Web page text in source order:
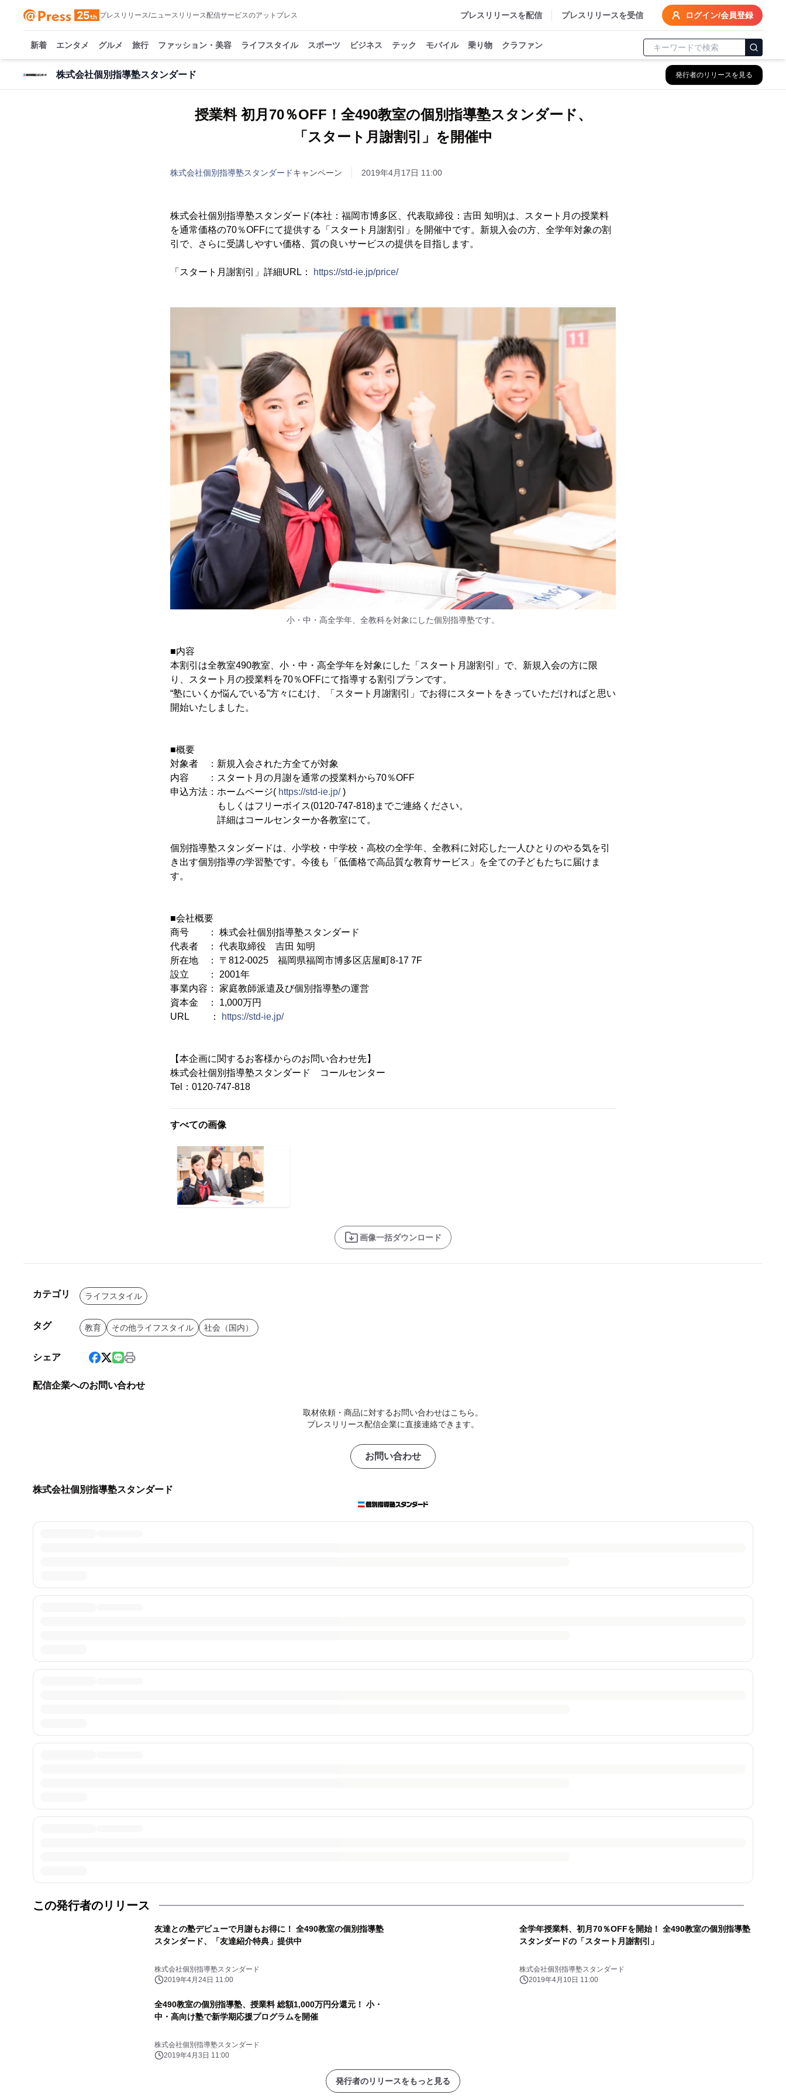
プレスリリース/ニュースリリース配信サービスのアットプレス プレスリリースを配信 プレスリリースを受信 ログイン/会員登録
新着 エンタメ グルメ 旅行 ファッション・美容 ライフスタイル スポーツ ビジネス テック モバイル 乗り物 クラファン
株式会社個別指導塾スタンダード 発行者のリリースを見る
授業料 初月70％OFF！全490教室の個別指導塾スタンダード、
「スタート月謝割引」を開催中
株式会社個別指導塾スタンダードキャンペーン 2019年4月17日 11:00
株式会社個別指導塾スタンダード(本社：福岡市博多区、代表取締役：吉田 知明)は、スタート月の授業料
を通常価格の70％OFFにて提供する「スタート月謝割引」を開催中です。新規入会の方、全学年対象の割
引で、さらに受講しやすい価格、質の良いサービスの提供を目指します。
「スタート月謝割引」詳細URL： https://std-ie.jp/price/
小・中・高全学年、全教科を対象にした個別指導塾です。
■内容
本割引は全教室490教室、小・中・高全学年を対象にした「スタート月謝割引」で、新規入会の方に限
り、スタート月の授業料を70％OFFにて指導する割引プランです。
“塾にいくか悩んでいる”方々にむけ、「スタート月謝割引」でお得にスタートをきっていただければと思い
開始いたしました。
■概要
対象者 ：新規入会された方全てが対象
内容 ：スタート月の月謝を通常の授業料から70％OFF
申込方法：ホームページ( https://std-ie.jp/)
もしくはフリーボイス(0120-747-818)までご連絡ください。
詳細はコールセンターか各教室にて。
個別指導塾スタンダードは、小学校・中学校・高校の全学年、全教科に対応した一人ひとりのやる気を引
き出す個別指導の学習塾です。今後も「低価格で高品質な教育サービス」を全ての子どもたちに届けま
す。
■会社概要
商号 ： 株式会社個別指導塾スタンダード
代表者 ： 代表取締役 吉田 知明
所在地 ： 〒812-0025 福岡県福岡市博多区店屋町8-17 7F
設立 ： 2001年
事業内容： 家庭教師派遣及び個別指導塾の運営
資本金 ： 1,000万円
URL ：
https://std-ie.jp/
【本企画に関するお客様からのお問い合わせ先】
株式会社個別指導塾スタンダード コールセンター
Tel：0120-747-818
すべての画像
画像一括ダウンロード
カテゴリ ライフスタイル
タグ 教育 その他ライフスタイル 社会（国内）
シェア
配信企業へのお問い合わせ
取材依頼・商品に対するお問い合わせはこちら。
プレスリリース配信企業に直接連絡できます。
お問い合わせ
株式会社個別指導塾スタンダード
この発行者のリリース
友達との塾デビューで月謝もお得に！ 全490教室の個別指導塾
スタンダード、「友達紹介特典」提供中
株式会社個別指導塾スタンダード
2019年4月24日 11:00
全学年授業料、初月70％OFFを開始！ 全490教室の個別指導塾
スタンダードの「スタート月謝割引」
株式会社個別指導塾スタンダード
2019年4月10日 11:00
全490教室の個別指導塾、授業料 総額1,000万円分還元！ 小・
中・高向け塾で新学期応援プログラムを開催
株式会社個別指導塾スタンダード
2019年4月3日 11:00
発行者のリリースをもっと見る